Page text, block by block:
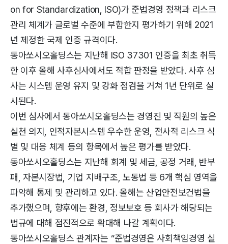
on for Standardization, ISO)가 준법경영 정책과 리스크
관리 체계가 글로벌 수준에 부합한지 평가하기 위해 2021
년 제정한 국제 인증 규격이다.
동아쏘시오홀딩스는 지난해 ISO 37301 인증을 최초 취득
한 이후 올해 사후심사에서도 적합 판정을 받았다. 사후 심
사는 시스템 운영 유지 및 강화 점검을 거쳐 1년 단위로 실
시된다.
이번 심사에서 동아쏘시오홀딩스는 경영진 및 직원의 높은
실천 의지, 인적자본시스템 우수한 운영, 전사적 리스크 식
별 및 대응 체계 등의 항목에서 높은 평가를 받았다.
동아쏘시오홀딩스는 지난해 회계 및 세금, 공정 거래, 반부
패, 자본시장법, 기업 지배구조, 노동법 등 6개 핵심 영역을
파악해 통제 및 관리하고 있다. 올해는 산업안전보건법을
추가했으며, 향후에는 환경, 정보보호 등 회사가 해당되는
법규에 대해 점진적으로 확대해 나갈 계획이다.
동아쏘시오홀딩스 관계자는 “준법경영은 사회책임경영 실